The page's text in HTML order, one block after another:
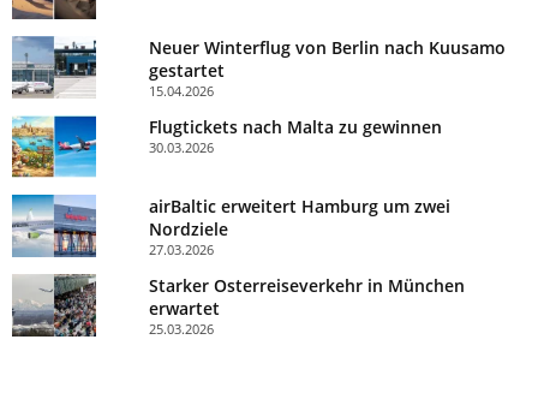
Neuer Winterflug von Berlin nach Kuusamo
gestartet
15.04.2026
Flugtickets nach Malta zu gewinnen
30.03.2026
airBaltic erweitert Hamburg um zwei
Nordziele
27.03.2026
Starker Osterreiseverkehr in München
erwartet
25.03.2026